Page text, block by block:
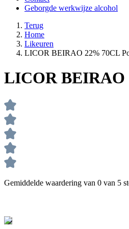
Geborgde werkwijze alcohol
Terug
Home
Likeuren
LICOR BEIRAO 22% 70CL
LICOR BEIRAO
Gemiddelde waardering van 0 van 5